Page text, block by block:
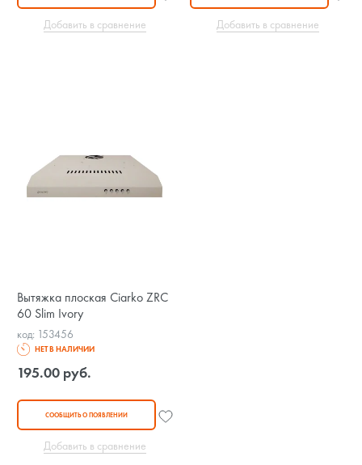
Добавить в сравнение Добавить в сравнение
Вытяжка плоская Ciarko ZRC
60 Slim Ivory
код: 153456
НЕТ В НАЛИЧИИ
195.00 руб.
СООБЩИТЬ О ПОЯВЛЕНИИ
Добавить в сравнение